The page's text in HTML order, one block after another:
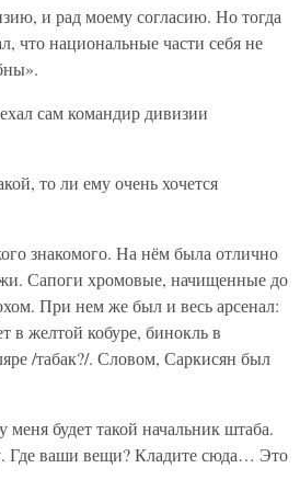
и рад моему согласию. Но тогда
что национальные части себя не
сам командир дивизии
то ли ему очень хочется
знакомого. На нём была отлично
Сапоги хромовые, начищенные до
При нем же был и весь арсенал:
в желтой кобуре, бинокль в
/табак?/. Словом, Саркисян был
будет такой начальник штаба.
Где ваши вещи? Кладите сюда… Это